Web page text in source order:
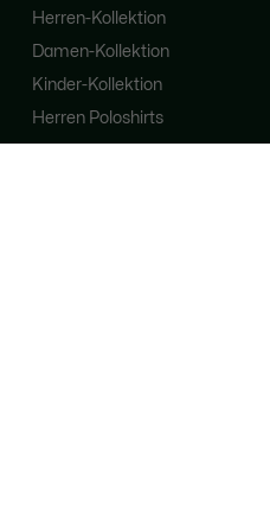
Herren-Kollektion
Damen-Kollektion
Kinder-Kollektion
Herren Poloshirts